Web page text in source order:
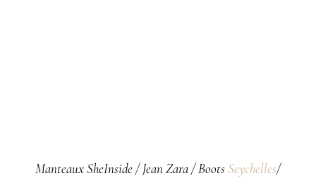
Manteaux SheInside / Jean Zara / Boots Seychelles/